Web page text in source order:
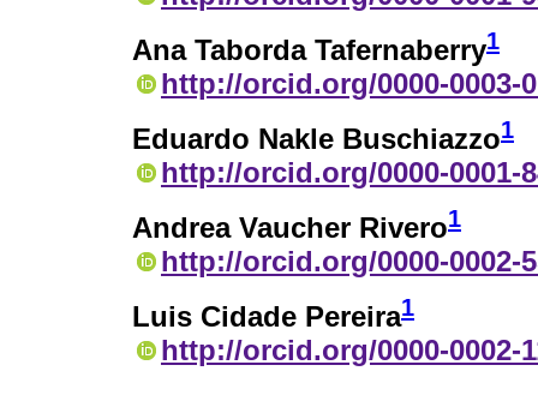
Ana Taborda Tafernaberry1
http://orcid.org/0000-0003-
Eduardo Nakle Buschiazzo1
http://orcid.org/0000-0001-
Andrea Vaucher Rivero1
http://orcid.org/0000-0002-
Luis Cidade Pereira1
http://orcid.org/0000-0002-